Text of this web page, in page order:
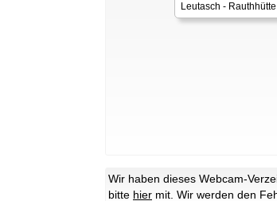
Leutasch - Rauthhütte
Wir haben dieses Webcam-
bitte hier mit. Wir werden den